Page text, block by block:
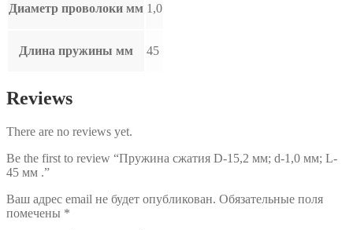
Диаметр проволоки мм 1,0
Длина пружины мм 45
Reviews
There are no reviews yet.
Be the first to review “Пружина сжатия D-15,2 мм; d-1,0 мм; L-
45 мм .”
Ваш адрес email не будет опубликован. Обязательные поля
помечены *